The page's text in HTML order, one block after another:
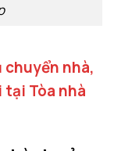
chuyển nhà,
Tòa nhà